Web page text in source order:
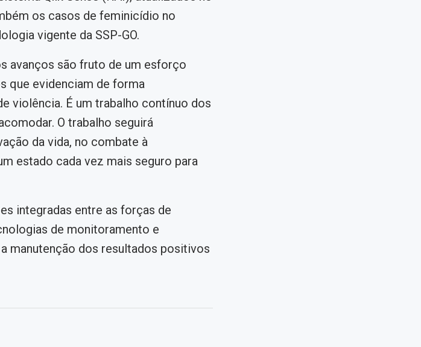
os casos de feminicídio no
vigente da SSP-GO.
avanços são fruto de um esforço
que evidenciam de forma
violência. É um trabalho contínuo dos
O trabalho seguirá
da vida, no combate à
estado cada vez mais seguro para
integradas entre as forças de
de monitoramento e
manutenção dos resultados positivos